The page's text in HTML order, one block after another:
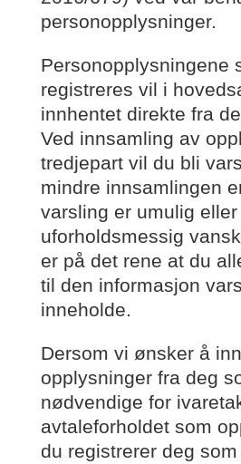
personopplysninger.
Personopplysningene
registreres vil i
innhentet direkte fra
Ved innsamling av
tredjepart vil du bli
mindre innsamlingen
varsling er umulig eller
uforholdsmessig
er på det rene at du
til den informasjon
inneholde.
Dersom vi ønsker å
opplysninger fra deg
nødvendige for
avtaleforholdet som
du registrerer deg